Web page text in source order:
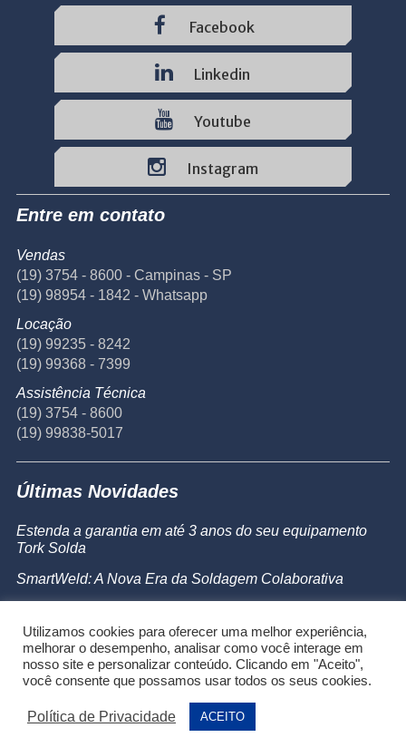
Facebook
Linkedin
Youtube
Instagram
Entre em contato
Vendas
(19) 3754 - 8600 - Campinas - SP
(19) 98954 - 1842 - Whatsapp
Locação
(19) 99235 - 8242
(19) 99368 - 7399
Assistência Técnica
(19) 3754 - 8600
(19) 99838-5017
Últimas Novidades
Estenda a garantia em até 3 anos do seu equipamento
Tork Solda
SmartWeld: A Nova Era da Soldagem Colaborativa
Powermax 45 SYNC
Utilizamos cookies para oferecer uma melhor experiência,
melhorar o desempenho, analisar como você interage em
nosso site e personalizar conteúdo. Clicando em "Aceito",
você consente que possamos usar todos os seus cookies.
Política de Privacidade ACEITO